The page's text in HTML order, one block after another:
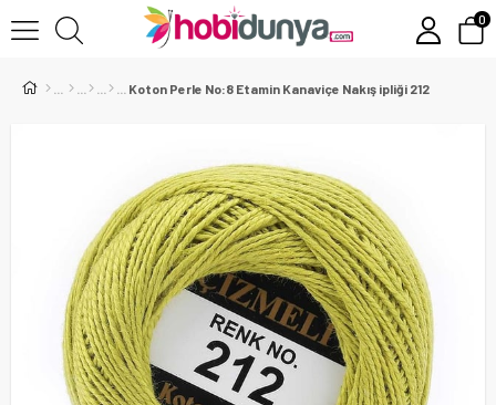
0
Koton Perle No:8 Etamin Kanaviçe Nakış ipliği 212